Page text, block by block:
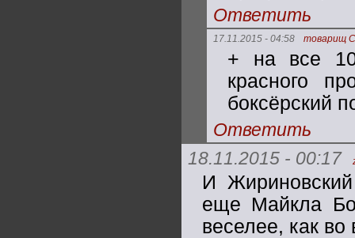
Ответить
17.11.2015 - 04:58 товарищ
+ на все
красного
боксёрский
Ответить
18.11.2015 - 00:17
И
еще Майкла
веселее, как во